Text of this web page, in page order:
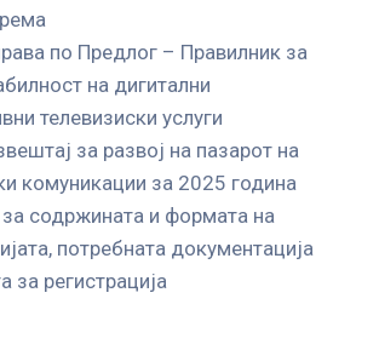
по Предлог – Правилник за
на дигитални
телевизиски услуги
за развој на пазарот на
комуникации за 2025 година
содржината и формата на
потребната документација
за регистрација